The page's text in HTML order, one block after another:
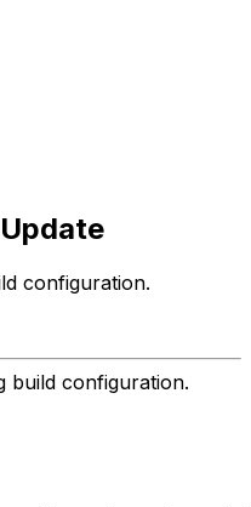
configuration.
build configuration.